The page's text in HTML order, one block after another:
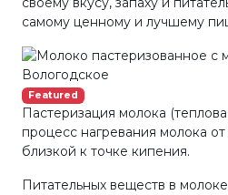
самому ценному и лучшему
Featured
Пастеризация молока
процесс нагревания молока
близкой к точке кипения.
Питательных веществ в